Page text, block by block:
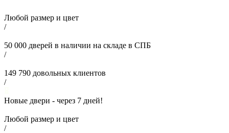
Любой размер и цвет
/
50 000 дверей в наличии на складе в СПБ
/
149 790 довольных клиентов
/
Новые двери - через 7 дней!
Любой размер и цвет
/